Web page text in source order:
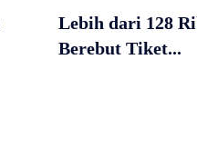
Lebih dari 128
Berebut Tiket...